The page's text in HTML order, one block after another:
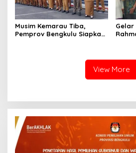
Musim Kemarau Tiba,
Pemprov Bengkulu Siapkan
Gelar
View More